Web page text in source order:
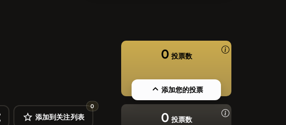
#1
FYRA FYRA #277
添加到关注列表
0
0 投票数
添加您的投票
0 投票数